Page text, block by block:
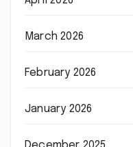
March 2026
February 2026
January 2026